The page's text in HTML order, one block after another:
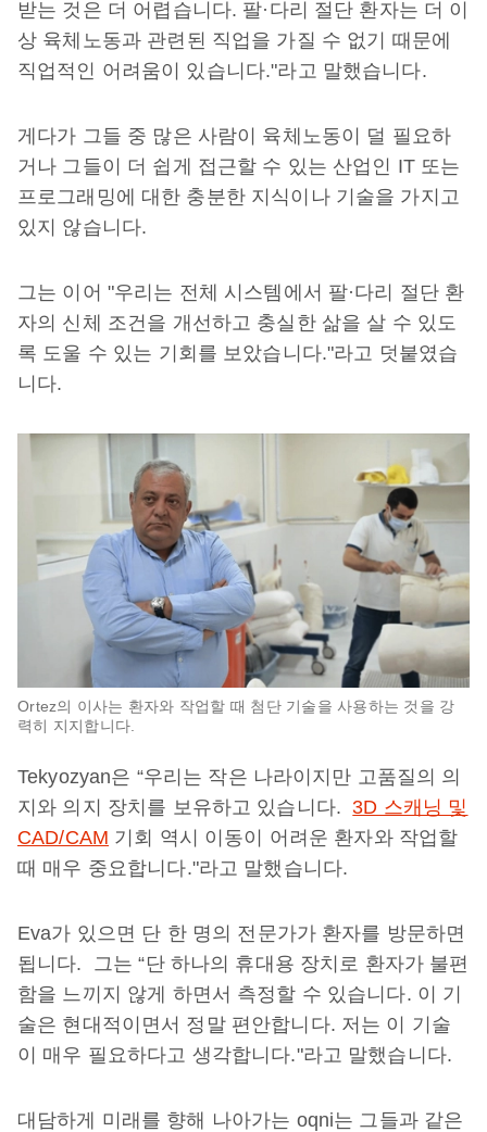
받는 것은 더 어렵습니다. 팔·다리 절단 환자는 더 이
상 육체노동과 관련된 직업을 가질 수 없기 때문에
직업적인 어려움이 있습니다."라고 말했습니다.
게다가 그들 중 많은 사람이 육체노동이 덜 필요하
거나 그들이 더 쉽게 접근할 수 있는 산업인 IT 또는
프로그래밍에 대한 충분한 지식이나 기술을 가지고
있지 않습니다.
그는 이어 "우리는 전체 시스템에서 팔·다리 절단 환
자의 신체 조건을 개선하고 충실한 삶을 살 수 있도
록 도울 수 있는 기회를 보았습니다."라고 덧붙였습
니다.
Ortez의 이사는 환자와 작업할 때 첨단 기술을 사용하는 것을 강
력히 지지합니다.
Tekyozyan은 “우리는 작은 나라이지만 고품질의 의
지와 의지 장치를 보유하고 있습니다.3D 스캐닝 및
CAD/CAM 기회 역시 이동이 어려운 환자와 작업할
때 매우 중요합니다."라고 말했습니다.
Eva가 있으면 단 한 명의 전문가가 환자를 방문하면
됩니다. 그는 “단 하나의 휴대용 장치로 환자가 불편
함을 느끼지 않게 하면서 측정할 수 있습니다. 이 기
술은 현대적이면서 정말 편안합니다. 저는 이 기술
이 매우 필요하다고 생각합니다."라고 말했습니다.
대담하게 미래를 향해 나아가는 oqni는 그들과 같은